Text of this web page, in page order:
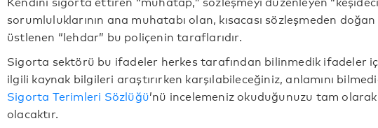
sorumluluklarının ana muhatabı olan, kısacası sözleşmeden
üstlenen “lehdar” bu poliçenin taraflarıdır.
Sigorta sektörü bu ifadeler herkes tarafından bilinmedik ifadeler
ilgili kaynak bilgileri araştırırken karşılabileceğiniz, anlamını
Sigorta Terimleri Sözlüğü’nü incelemeniz okuduğunuzu tam olarak
olacaktır.